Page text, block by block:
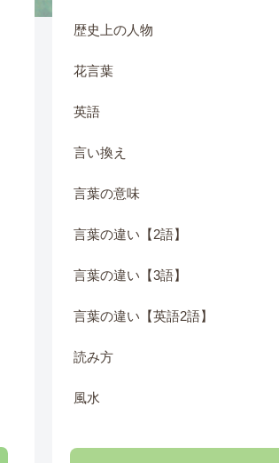
歴史上の人物
花言葉
英語
言い換え
言葉の意味
言葉の違い【2語】
言葉の違い【3語】
言葉の違い【英語2語】
読み方
風水